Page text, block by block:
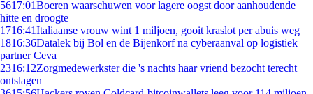
5617:01Boeren waarschuwen voor lagere oogst door aanhoudende
hitte en droogte
1716:41Italiaanse vrouw wint 1 miljoen, gooit kraslot per abuis weg
1816:36Datalek bij Bol en de Bijenkorf na cyberaanval op logistiek
partner Ceva
2316:12Zorgmedewerkster die 's nachts haar vriend bezocht terecht
ontslagen